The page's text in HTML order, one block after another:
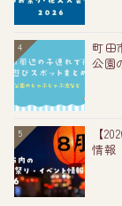
4
町田
公園
5
【
情報